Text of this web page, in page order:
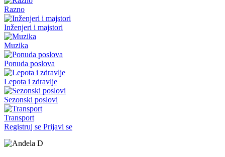
Razno
Inženjeri i majstori
Muzika
Ponuda poslova
Lepota i zdravlje
Sezonski poslovi
Transport
Registruj se Prijavi se